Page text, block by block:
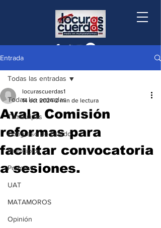
Entrada
Todas las entradas
Tamaulipas
Congreso de Estado
Municipios
Podcast
UAT
MATAMOROS
Opinión
Todas las entradas
Avala Comisión
reformas para
facilitar convocatoria
a sesiones.
locurascuerdas1
14 oct 2024 2 min de lectura